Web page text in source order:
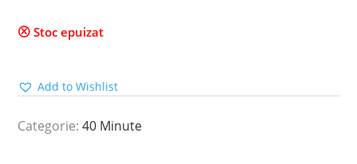
Stoc epuizat
Add to Wishlist
Categorie:40 Minute